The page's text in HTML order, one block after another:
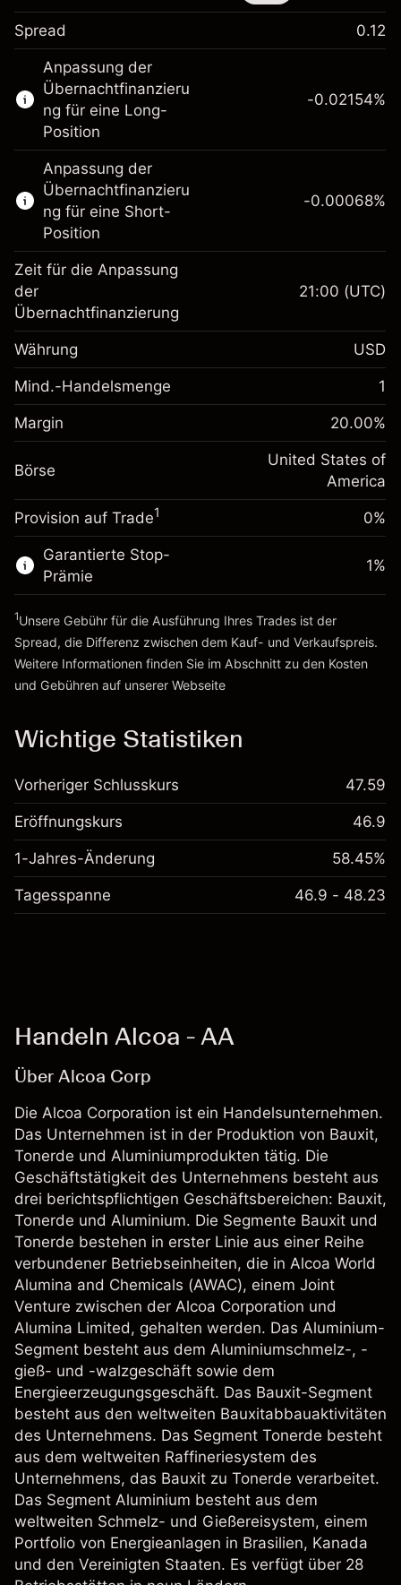
Dieses Finanzinstrument steht für das Traden
über CFDs und Knock-outs zur Verfügung.
Erfahren Sie mehr über:
CFDs
Knock-outs
Spread 0.12
Anpassung der
Übernachtfinanzieru
ng für eine Long-
Position
$1,000.00
Anpassung der
Übernachtfinanzierung
Gebühren aus
Positionswert
-0.02154
%
Positionsgröße mit Hebelwirkung
~$5,000.00
Geld aus Hebelwirkung ~
$4,000.00
Zur Plattform
-0.02154%
Anpassung der
Übernachtfinanzieru
ng für eine Short-
Position
Margin. Ihre Investition
Anpassung der
Übernachtfinanzierung
-0.000682
%
(-$0.03)
Positionsgröße mit Hebelwirkung
~$5,000.00
Geld aus Hebelwirkung ~
Zur Plattform
-0.00068%
Zeit für die Anpassung
der
Übernachtfinanzierung
21:00 (UTC)
Währung USD
Mind.-Handelsmenge 1
Margin 20.00%
Börse
United States of
America
Provision auf Trade1 0%
Garantierte Stop-
Prämie
1%
1Unsere Gebühr für die Ausführung Ihres Trades ist der
Spread, die Differenz zwischen dem Kauf- und Verkaufspreis.
Weitere Informationen finden Sie im Abschnitt zu den Kosten
und Gebühren auf unserer Webseite
Wichtige Statistiken
Vorheriger Schlusskurs 47.59
Eröffnungskurs 46.9
1-Jahres-Änderung 58.45%
Tagesspanne 46.9 - 48.23
Handeln Alcoa - AA
Über Alcoa Corp
Die Alcoa Corporation ist ein Handelsunternehmen.
Das Unternehmen ist in der Produktion von Bauxit,
Tonerde und Aluminiumprodukten tätig. Die
Geschäftstätigkeit des Unternehmens besteht aus
drei berichtspflichtigen Geschäftsbereichen: Bauxit,
Tonerde und Aluminium. Die Segmente Bauxit und
Tonerde bestehen in erster Linie aus einer Reihe
verbundener Betriebseinheiten, die in Alcoa World
Alumina and Chemicals (AWAC), einem Joint
Venture zwischen der Alcoa Corporation und
Alumina Limited, gehalten werden. Das Aluminium-
Segment besteht aus dem Aluminiumschmelz-, -
gieß- und -walzgeschäft sowie dem
Energieerzeugungsgeschäft. Das Bauxit-Segment
besteht aus den weltweiten Bauxitabbauaktivitäten
des Unternehmens. Das Segment Tonerde besteht
aus dem weltweiten Raffineriesystem des
Unternehmens, das Bauxit zu Tonerde verarbeitet.
Das Segment Aluminium besteht aus dem
weltweiten Schmelz- und Gießereisystem, einem
Portfolio von Energieanlagen in Brasilien, Kanada
und den Vereinigten Staaten. Es verfügt über 28